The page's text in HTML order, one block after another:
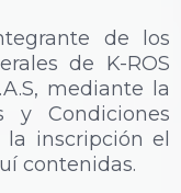
de los
de K-ROS
mediante la
y Condiciones
inscripción el
contenidas.